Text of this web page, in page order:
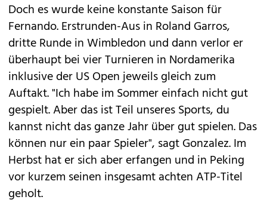
Doch es wurde keine konstante Saison für
Fernando. Erstrunden-Aus in Roland Garros,
dritte Runde in Wimbledon und dann verlor er
überhaupt bei vier Turnieren in Nordamerika
inklusive der US Open jeweils gleich zum
Auftakt. "Ich habe im Sommer einfach nicht gut
gespielt. Aber das ist Teil unseres Sports, du
kannst nicht das ganze Jahr über gut spielen. Das
können nur ein paar Spieler", sagt Gonzalez. Im
Herbst hat er sich aber erfangen und in Peking
vor kurzem seinen insgesamt achten ATP-Titel
geholt.